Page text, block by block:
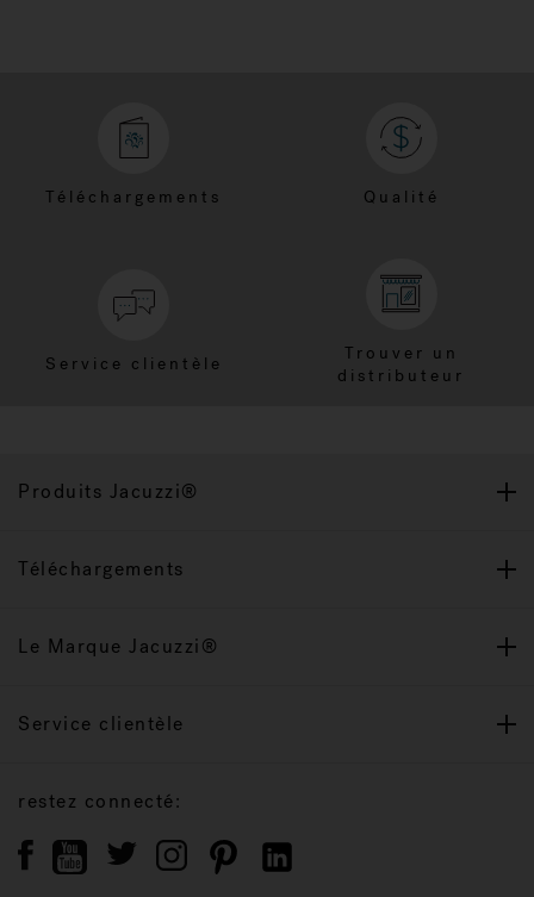
Téléchargements Qualité
Service clientèle
Trouver un
distributeur
Produits Jacuzzi®
Téléchargements
Le Marque Jacuzzi®
Service clientèle
restez connecté: